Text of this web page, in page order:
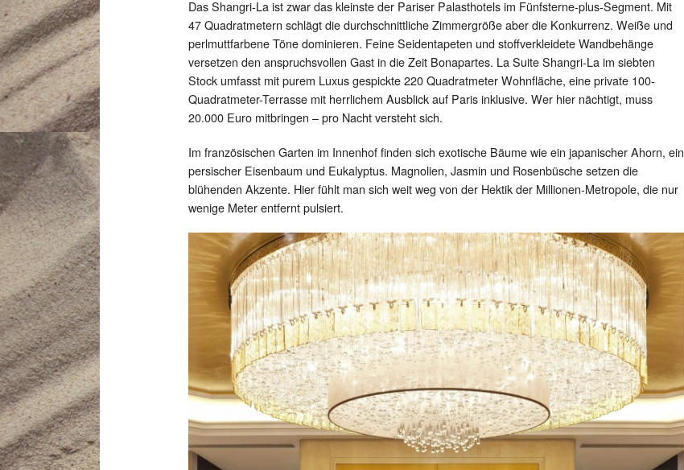
Das Shangri-La ist zwar das kleinste der Pariser Palasthotels im Fünfsterne-plus-Segment. Mit
47 Quadratmetern schlägt die durchschnittliche Zimmergröße aber die Konkurrenz. Weiße und
perlmuttfarbene Töne dominieren. Feine Seidentapeten und stoffverkleidete Wandbehänge
versetzen den anspruchsvollen Gast in die Zeit Bonapartes. La Suite Shangri-La im siebten
Stock umfasst mit purem Luxus gespickte 220 Quadratmeter Wohnfläche, eine private 100-
Quadratmeter-Terrasse mit herrlichem Ausblick auf Paris inklusive. Wer hier nächtigt, muss
20.000 Euro mitbringen – pro Nacht versteht sich.
Im französischen Garten im Innenhof finden sich exotische Bäume wie ein japanischer Ahorn, ein
persischer Eisenbaum und Eukalyptus. Magnolien, Jasmin und Rosenbüsche setzen die
blühenden Akzente. Hier fühlt man sich weit weg von der Hektik der Millionen-Metropole, die nur
wenige Meter entfernt pulsiert.